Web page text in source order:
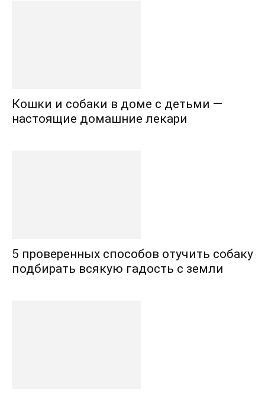
Кошки и собаки в доме с детьми —
настоящие домашние лекари
5 проверенных способов отучить собаку
подбирать всякую гадость с земли